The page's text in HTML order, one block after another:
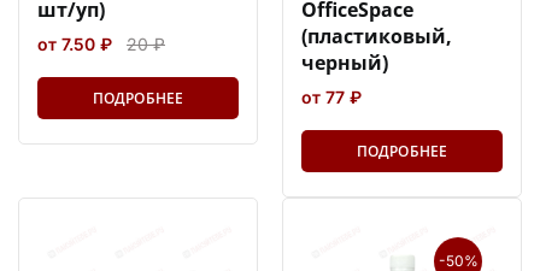
шт/уп)
от 7.50 ₽ 20 ₽
ПОДРОБНЕЕ
OfficeSpace
(пластиковый,
черный)
от 77 ₽
ПОДРОБНЕЕ
-50%